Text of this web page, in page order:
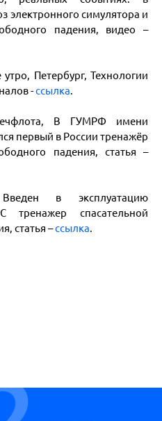
электронного симулятора и
падения, видео –
Петербург, Технологии
-ссылка.
В ГУМРФ имени
первый в России тренажёр
падения, статья –
в эксплуатацию
тренажер спасательной
статья –ссылка.